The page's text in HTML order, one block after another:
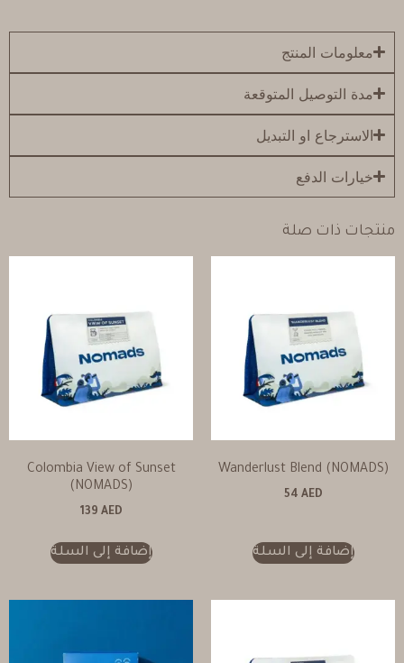
معلومات المنتج
مدة التوصيل المتوقعة
الاسترجاع او التبديل
خيارات الدفع
منتجات ذات صلة
Wanderlust Blend (NOMADS)
54 AED
إضافة إلى السلة
Colombia View of Sunset
(NOMADS)
139 AED
إضافة إلى السلة